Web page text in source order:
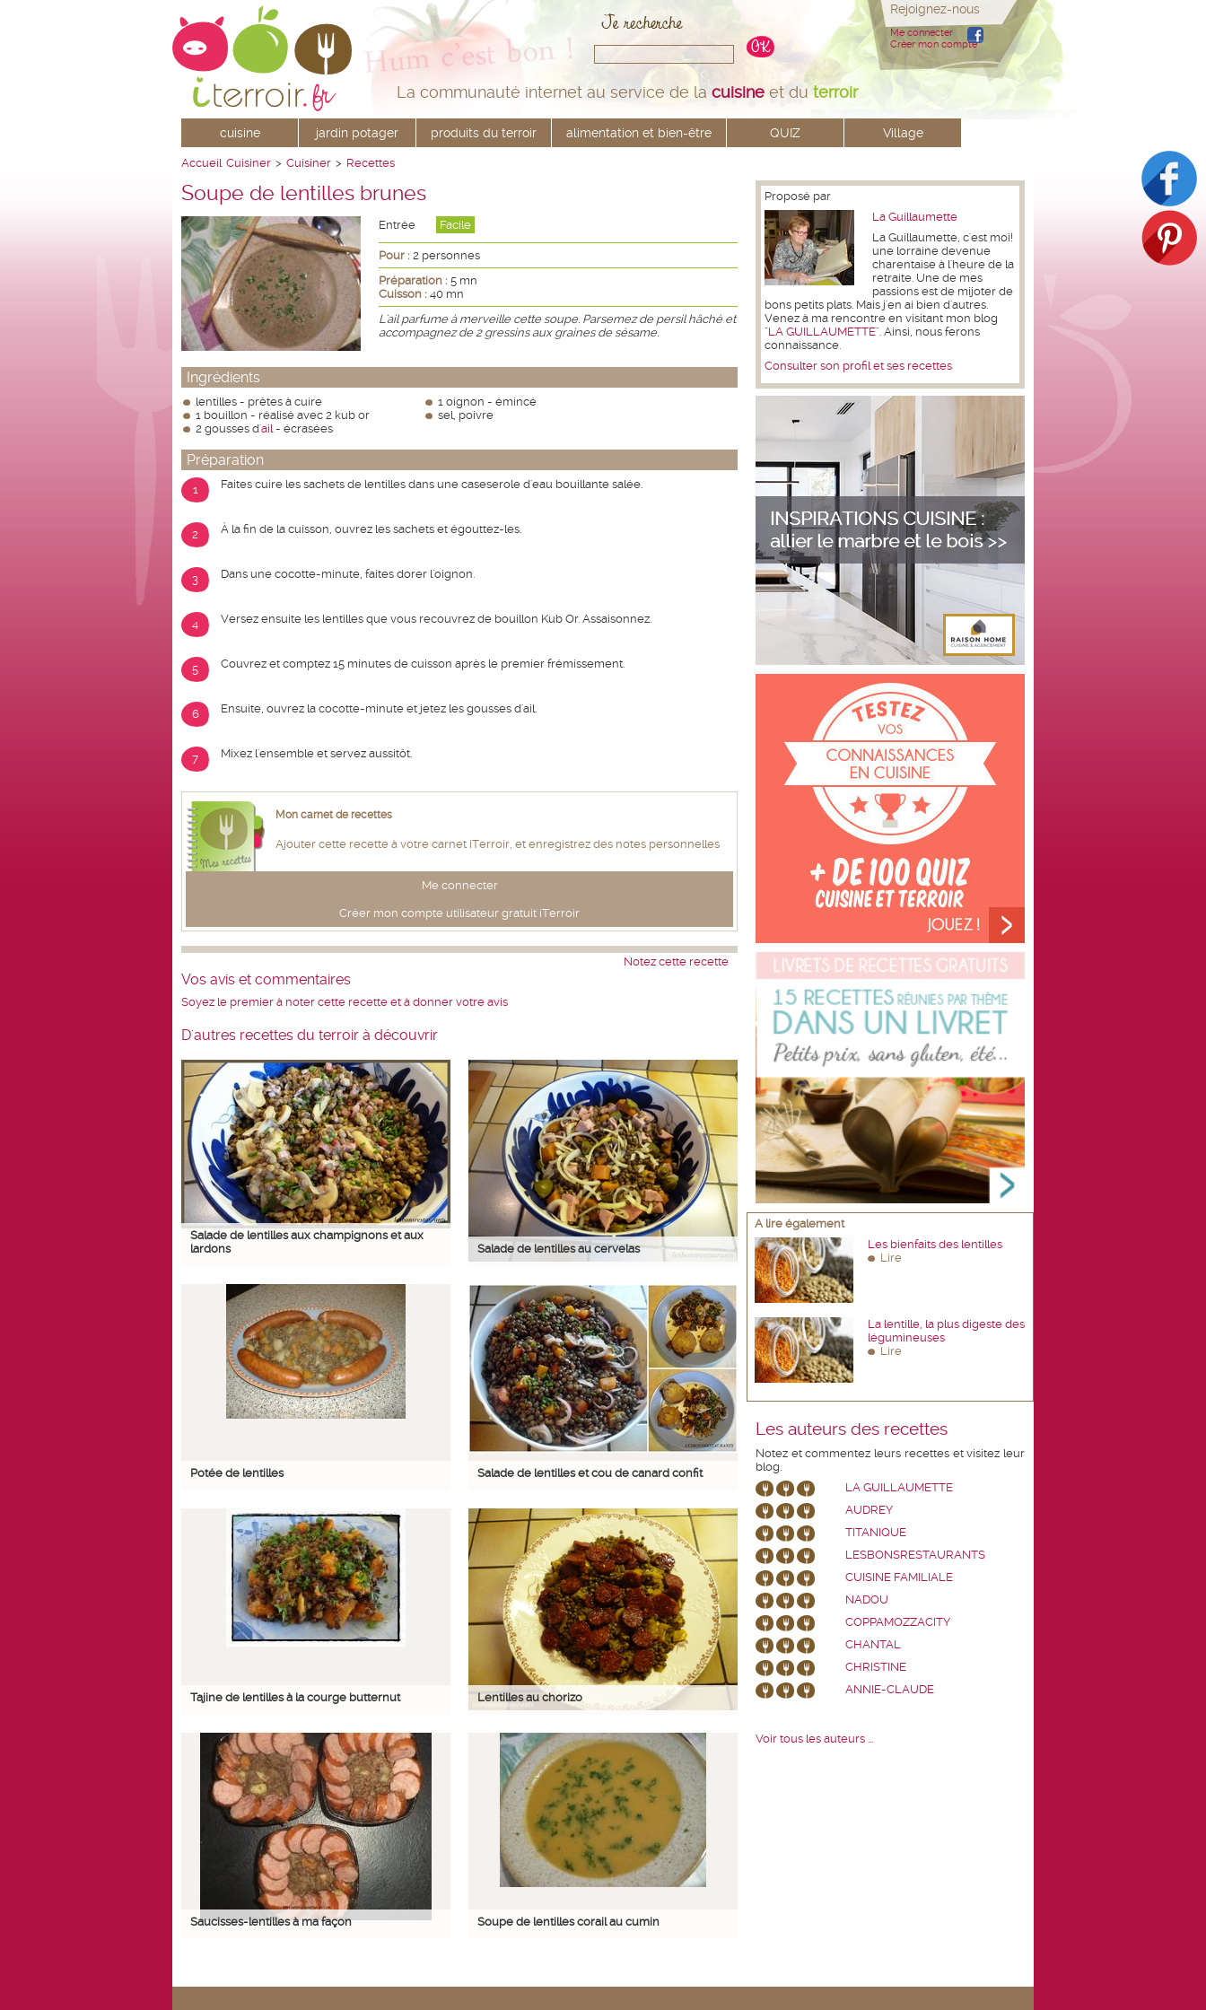
La communauté internet au service de la cuisine et duterroir
Rejoignez-nous
Me connecter
Créer mon compte
cuisine jardin potager produits du terroir alimentation et bien-être QUIZ Village
Accueil Cuisiner > Cuisiner > Recettes
Soupe de lentilles brunes
Entrée Facile
Pour : 2 personnes
Préparation : 5 mn
Cuisson : 40 mn
L'ail parfume à merveille cette soupe. Parsemez de persil hâché et
accompagnez de 2 gressins aux graines de sésame.
Ingrédients
lentilles - prêtes à cuire
1 bouillon - réalisé avec 2 kub or
2 gousses d'ail- écrasées
1 oignon - émincé
sel, poivre
Préparation
1 Faites cuire les sachets de lentilles dans une caseserole d'eau bouillante salée.
2 À la fin de la cuisson, ouvrez les sachets et égouttez-les.
3 Dans une cocotte-minute, faites dorer l'oignon.
4 Versez ensuite les lentilles que vous recouvrez de bouillon Kub Or. Assaisonnez.
5 Couvrez et comptez 15 minutes de cuisson après le premier frémissement.
6 Ensuite, ouvrez la cocotte-minute et jetez les gousses d'ail.
7 Mixez l'ensemble et servez aussitôt.
Mon carnet de recettes
Ajouter cette recette à votre carnet iTerroir, et enregistrez des notes personnelles
Me connecter
Créer mon compte utilisateur gratuit iTerroir
Notez cette recette
Vos avis et commentaires
Soyez le premier à noter cette recette et à donner votre avis
D'autres recettes du terroir à découvrir
Salade de lentilles aux champignons et aux
lardons
Salade de lentilles au cervelas
Potée de lentilles Salade de lentilles et cou de canard confit
Tajine de lentilles à la courge butternut Lentilles au chorizo
Saucisses-lentilles à ma façon Soupe de lentilles corail au cumin
Proposé par
La Guillaumette
La Guillaumette, c'est moi!
une lorraine devenue
charentaise à l'heure de la
retraite. Une de mes
passions est de mijoter de
bons petits plats. Mais j'en ai bien d'autres.
Venez à ma rencontre en visitant mon blog
"LA GUILLAUMETTE". Ainsi, nous ferons
connaissance.
Consulter son profil et ses recettes
A lire également
Les bienfaits des lentilles
Lire
La lentille, la plus digeste des
légumineuses
Lire
Les auteurs des recettes
Notez et commentez leurs recettes et visitez leur
blog.
LA GUILLAUMETTE
AUDREY
TITANIQUE
LESBONSRESTAURANTS
CUISINE FAMILIALE
NADOU
COPPAMOZZACITY
CHANTAL
CHRISTINE
ANNIE-CLAUDE
Voir tous les auteurs ...